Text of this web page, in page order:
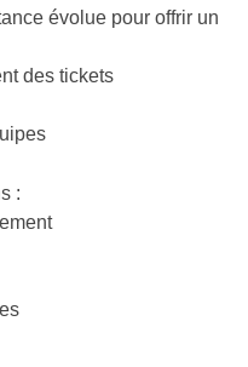
évolue pour offrir un
des tickets
: